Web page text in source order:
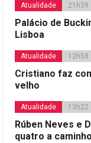
Atualidade 21h39
Palácio de
Lisboa
Atualidade 12h58
Cristiano faz
velho
Atualidade 13h22
Rúben Neves e
quatro a